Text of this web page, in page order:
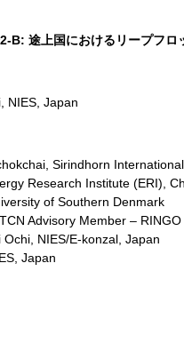
B: 途上国におけるリープフロ
NIES, Japan
Sirindhorn
Research Institute (ERI),
of Southern Denmark
Advisory Member –
Ochi, NIES/E-konzal, Japan
Japan